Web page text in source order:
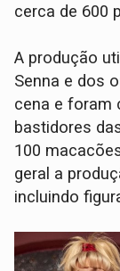
cerca de 600
A produção
Senna e dos
cena e foram
bastidores
100
geral a
incluindo